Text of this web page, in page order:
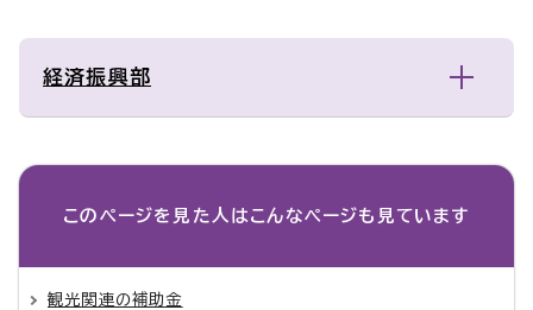
経済振興部
このページを見た人は こんなページも見ています
観光関連の補助金